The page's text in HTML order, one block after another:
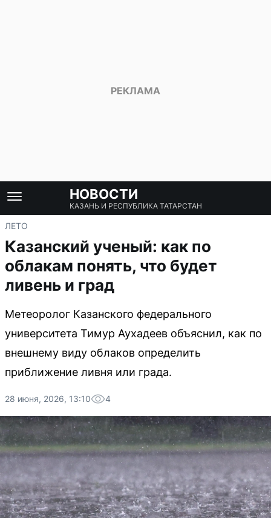
НОВОСТИ
КАЗАНЬ И РЕСПУБЛИКА ТАТАРСТАН
ЛЕТО
Казанский ученый: как по
облакам понять, что будет
ливень и град
Метеоролог Казанского федерального
университета Тимур Аухадеев объяснил, как по
внешнему виду облаков определить
приближение ливня или града.
28 июня, 2026, 13:10 4